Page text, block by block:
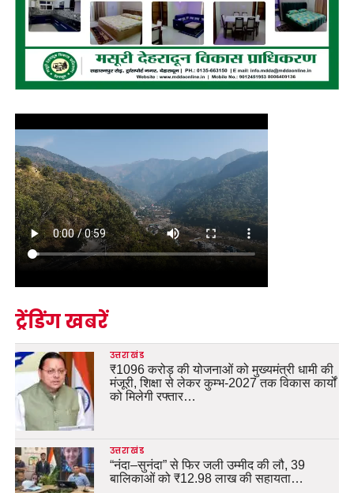
ट्रेंडिंग खबरें
उत्तराखंड
₹1096 करोड़ की योजनाओं को मुख्यमंत्री धामी की
मंजूरी, शिक्षा से लेकर कुम्भ-2027 तक विकास कार्यों
को मिलेगी रफ्तार…
उत्तराखंड
“नंदा–सुनंदा” से फिर जली उम्मीद की लौ, 39
बालिकाओं को ₹12.98 लाख की सहायता…